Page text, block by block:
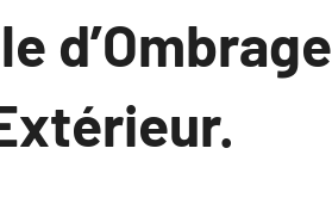
d’Ombrage